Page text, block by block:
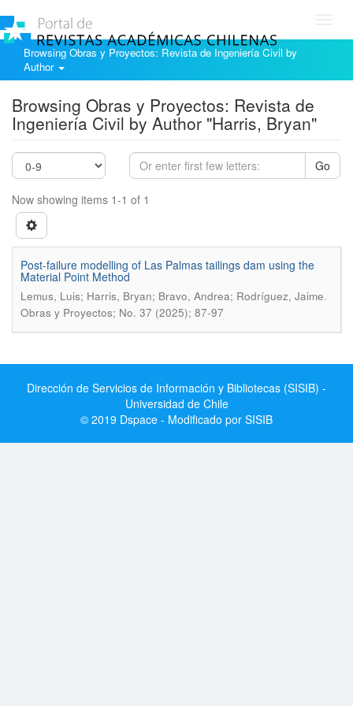
Browsing Obras y Proyectos: Revista de Ingeniería Civil by
Author
Browsing Obras y Proyectos: Revista de
Ingeniería Civil by Author "Harris, Bryan"
Go
Now showing items 1-1 of 1
Post-failure modelling of Las Palmas tailings dam using the
Material Point Method
Lemus, Luis; Harris, Bryan; Bravo, Andrea; Rodríguez, Jaime.
Obras y Proyectos; No. 37 (2025); 87-97
Dirección de Servicios de Información y Bibliotecas (SISIB) -
Universidad de Chile
© 2019 Dspace - Modificado por SISIB